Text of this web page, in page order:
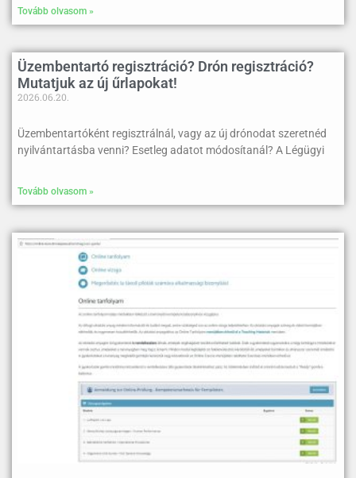
Tovább olvasom »
Üzembentartó regisztráció? Drón regisztráció?
Mutatjuk az új űrlapokat!
2026.06.20.
Üzembentartóként regisztrálnál, vagy az új drónodat szeretnéd
nyilvántartásba venni? Esetleg adatot módosítanál? A Légügyi
Tovább olvasom »